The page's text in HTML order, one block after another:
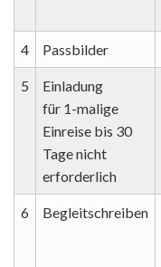
4 Passbilder
5
Einladung
für 1-malige
Einreise bis 30
Tage nicht
erforderlich
6 Begleitschreiben